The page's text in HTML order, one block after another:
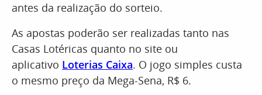
antes da realização do sorteio.
As apostas poderão ser realizadas tanto nas
Casas Lotéricas quanto no site ou
aplicativo Loterias Caixa. O jogo simples custa
o mesmo preço da Mega-Sena, R$ 6.